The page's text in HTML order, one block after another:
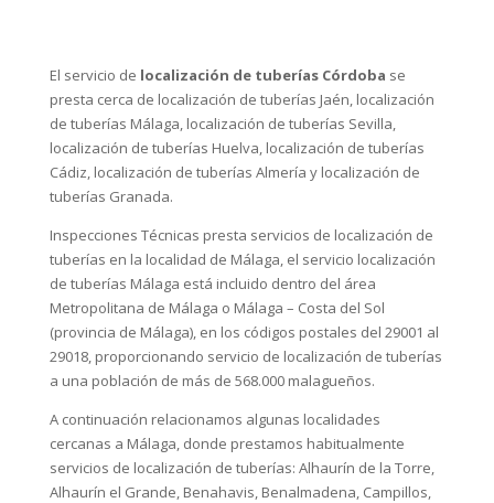
El servicio de localización de tuberías Córdoba se
presta cerca de localización de tuberías Jaén, localización
de tuberías Málaga, localización de tuberías Sevilla,
localización de tuberías Huelva, localización de tuberías
Cádiz, localización de tuberías Almería y localización de
tuberías Granada.
Inspecciones Técnicas presta servicios de localización de
tuberías en la localidad de Málaga, el servicio localización
de tuberías Málaga está incluido dentro del área
Metropolitana de Málaga o Málaga – Costa del Sol
(provincia de Málaga), en los códigos postales del 29001 al
29018, proporcionando servicio de localización de tuberías
a una población de más de 568.000 malagueños.
A continuación relacionamos algunas localidades
cercanas a Málaga, donde prestamos habitualmente
servicios de localización de tuberías: Alhaurín de la Torre,
Alhaurín el Grande, Benahavis, Benalmadena, Campillos,